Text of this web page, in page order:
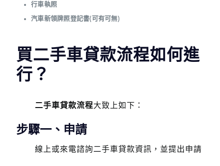
行車執照
汽車新領牌照登記書(可有可無)
買二手車貸款流程如何進
行？
二手車貸款流程大致上如下：
步驟一、申請
線上或來電諮詢二手車貸款資訊，並提出申請